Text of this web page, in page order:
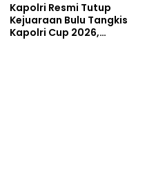
Kapolri Resmi Tutup
Kejuaraan Bulu Tangkis
Kapolri Cup 2026,